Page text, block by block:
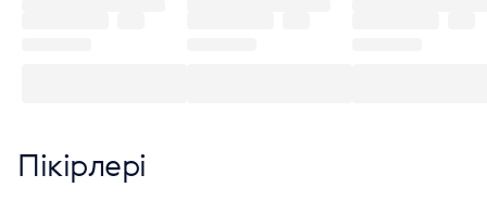
Пікірлері